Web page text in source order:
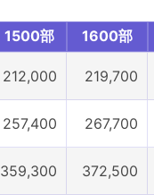
1500部 1600部
212,000 219,700
257,400 267,700
359,300 372,500